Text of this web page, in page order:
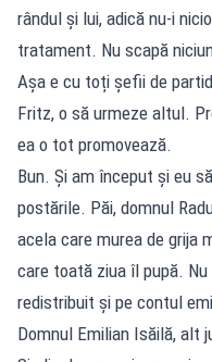
rândul și lui, adică nu-i
tratament. Nu scapă
Așa e cu toți șefii de
Fritz, o să urmeze altul.
ea o tot promovează.
Bun. Și am început și eu
postările. Păi, domnul
acela care murea de grija
care toată ziua îl pupă.
redistribuit și pe contul
Domnul Emilian Isăilă, alt